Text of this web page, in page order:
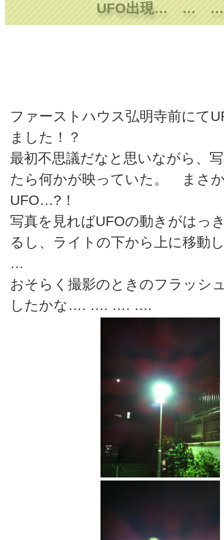
UFO出現… … …
ファーストハウス弘明寺前にて
ました！？
最初不思議だなと思いながら、
たら何かが映っていた。 まさ
UFO…?！
写真を見ればUFOの動きがはっ
るし、ライトの下から上に移動
…
おそらく撮影のときのフラッシ
したかな…. …. …. ….